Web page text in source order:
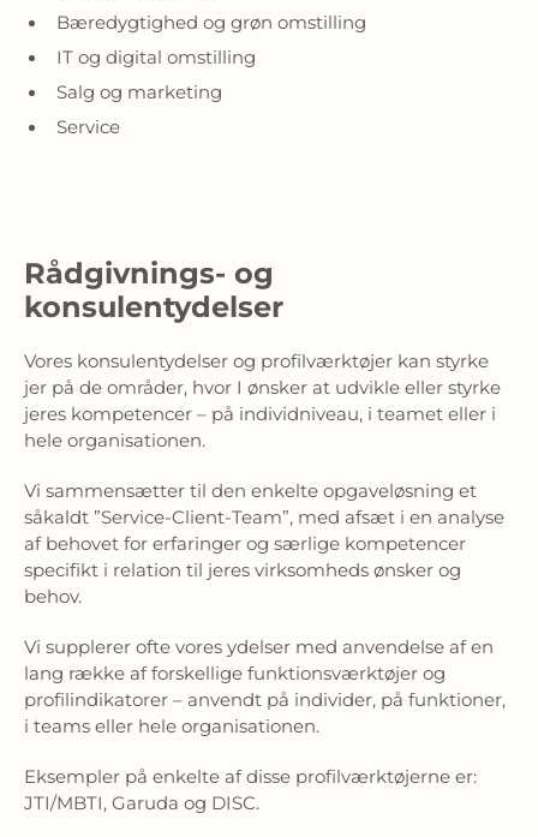
Bæredygtighed og grøn omstilling
IT og digital omstilling
Salg og marketing
Service
Rådgivnings- og
konsulentydelser
Vores konsulentydelser og profilværktøjer kan styrke
jer på de områder, hvor I ønsker at udvikle eller styrke
jeres kompetencer – på individniveau, i teamet eller i
hele organisationen.
Vi sammensætter til den enkelte opgaveløsning et
såkaldt ”Service-Client-Team”, med afsæt i en analyse
af behovet for erfaringer og særlige kompetencer
specifikt i relation til jeres virksomheds ønsker og
behov.
Vi supplerer ofte vores ydelser med anvendelse af en
lang række af forskellige funktionsværktøjer og
profilindikatorer – anvendt på individer, på funktioner,
i teams eller hele organisationen.
Eksempler på enkelte af disse profilværktøjerne er:
JTI/MBTI, Garuda og DISC.